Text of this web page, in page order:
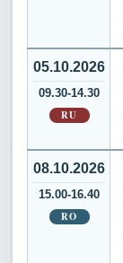
05.10.2026
09.30-14.30
RU
08.10.2026
15.00-16.40
RO